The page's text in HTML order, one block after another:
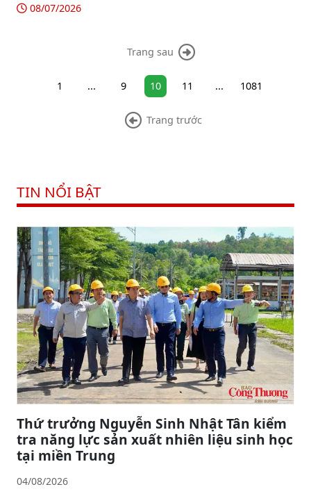
08/07/2026
Trang sau
1 ... 9 10 11 ... 1081
Trang trước
TIN NỔI BẬT
Thứ trưởng Nguyễn Sinh Nhật Tân kiểm
tra năng lực sản xuất nhiên liệu sinh học
tại miền Trung
04/08/2026